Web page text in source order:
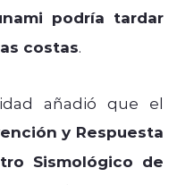
podría tardar
costas.
añadió que el
y Respuesta
Sismológico de